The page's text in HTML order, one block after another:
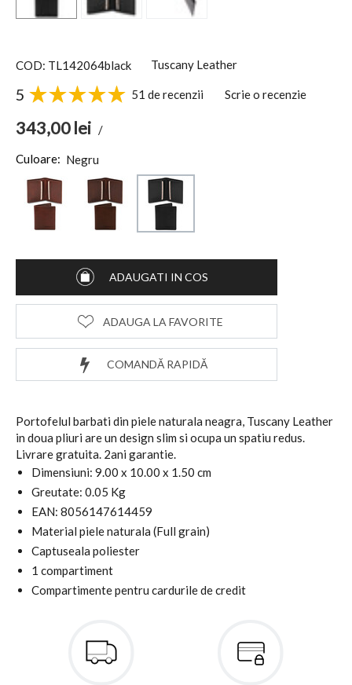
COD: TL142064black Tuscany Leather
5 51 de recenzii Scrie o recenzie
343,00lei /
Culoare: Negru
ADAUGATI IN COS
COMANDĂ RAPIDĂ
ADAUGA LA FAVORITE
Portofelul barbati din piele naturala neagra, Tuscany Leather
in doua pliuri are un design slim si ocupa un spatiu redus.
Livrare gratuita. 2ani garantie.
Dimensiuni: 9.00 x 10.00 x 1.50 cm
Greutate: 0.05 Kg
EAN: 8056147614459
Material piele naturala (Full grain)
Captuseala poliester
1 compartiment
Compartimente pentru cardurile de credit